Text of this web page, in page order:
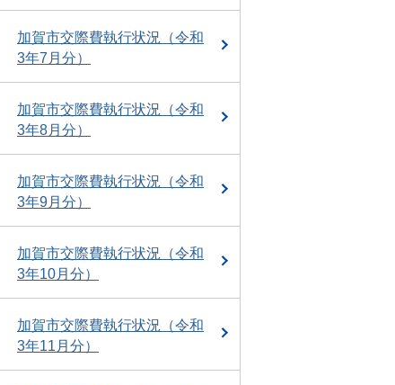
加賀市交際費執行状況（令和
3年7月分）
加賀市交際費執行状況（令和
3年8月分）
加賀市交際費執行状況（令和
3年9月分）
加賀市交際費執行状況（令和
3年10月分）
加賀市交際費執行状況（令和
3年11月分）